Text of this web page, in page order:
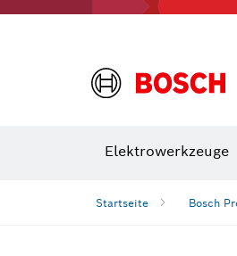
Elektrowerkzeuge
Startseite Bosch